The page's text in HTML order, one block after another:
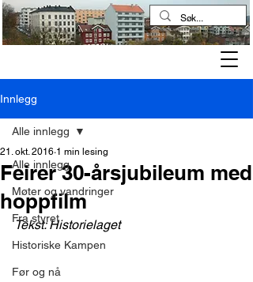
Innlegg
Alle innlegg
Møter og vandringer
Fra styret
Historiske Kampen
Før og nå
Alle innlegg
Feirer 30-årsjubileum med
hoppfilm
21. okt. 2016 1 min lesing
Tekst: Historielaget